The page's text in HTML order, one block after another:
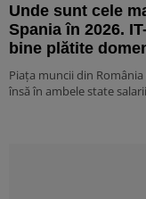
Unde sunt cele
Spania în 2026.
bine plătite
Piața muncii din
însă în ambele state